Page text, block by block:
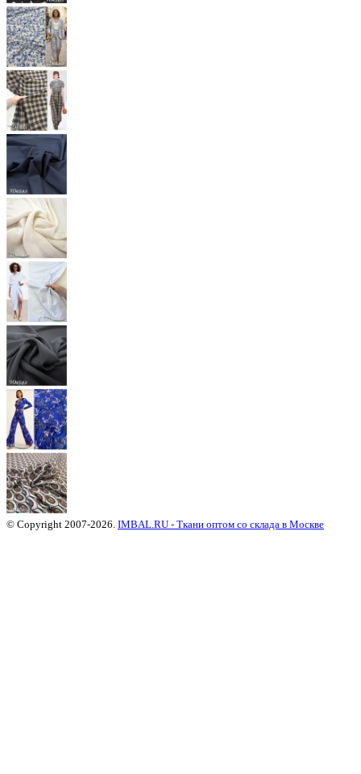
© Copyright 2007-2026. IMBAL.RU - Ткани оптом со склада в Москве